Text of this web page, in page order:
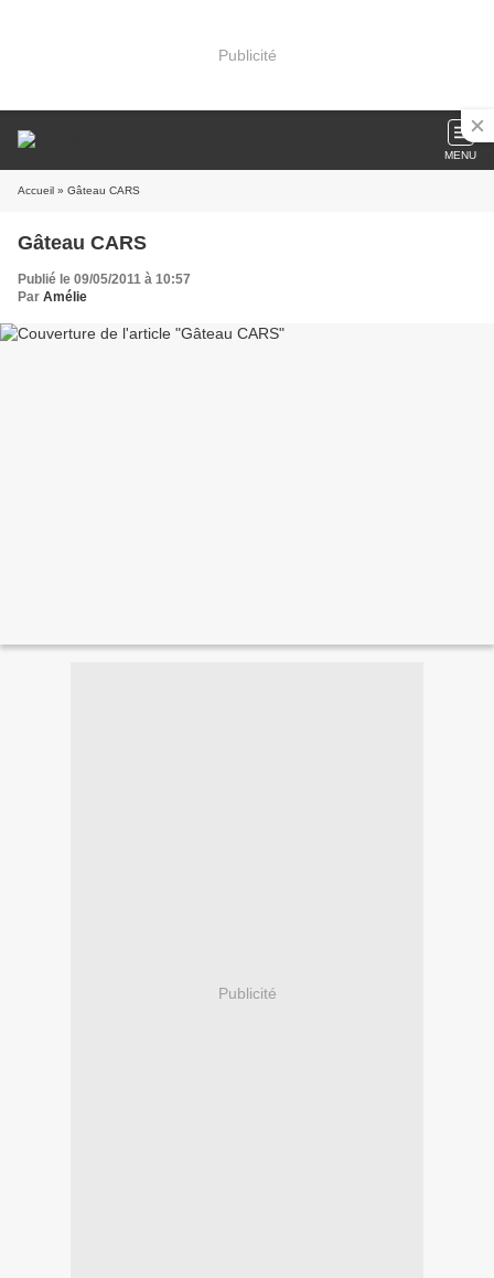
Publicité
MENU
Accueil » Gâteau CARS
Gâteau CARS
Publié le 09/05/2011 à 10:57
Par Amélie
Publicité